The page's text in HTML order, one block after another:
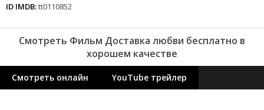
ID IMDB:tt0110852
Смотреть Фильм Доставка любви бесплатно в
хорошем качестве
Смотреть онлайн YouTube трейлер